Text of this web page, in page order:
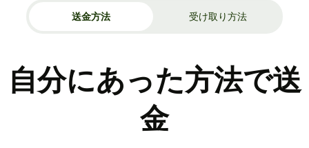
送金方法 受け取り方法
自分にあった方法で送
金